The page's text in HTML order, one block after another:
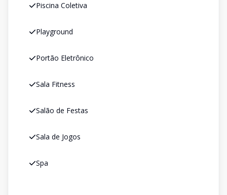
Piscina Coletiva
Playground
Portão Eletrônico
Sala Fitness
Salão de Festas
Sala de Jogos
Spa